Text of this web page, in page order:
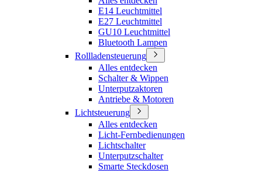
E14 Leuchtmittel
E27 Leuchtmittel
GU10 Leuchtmittel
Bluetooth Lampen
Rollladensteuerung
Alles entdecken
Schalter & Wippen
Unterputzaktoren
Antriebe & Motoren
Lichtsteuerung
Alles entdecken
Licht-Fernbedienungen
Lichtschalter
Unterputzschalter
Smarte Steckdosen